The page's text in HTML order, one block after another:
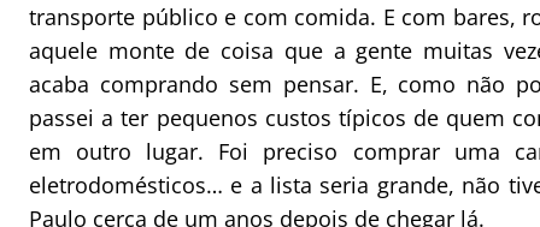
transporte público e com comida. E com bares,
aquele monte de coisa que a gente muitas
acaba comprando sem pensar. E, como não
passei a ter pequenos custos típicos de quem
em outro lugar. Foi preciso comprar uma
eletrodomésticos… e a lista seria grande, não
Paulo cerca de um anos depois de chegar lá.